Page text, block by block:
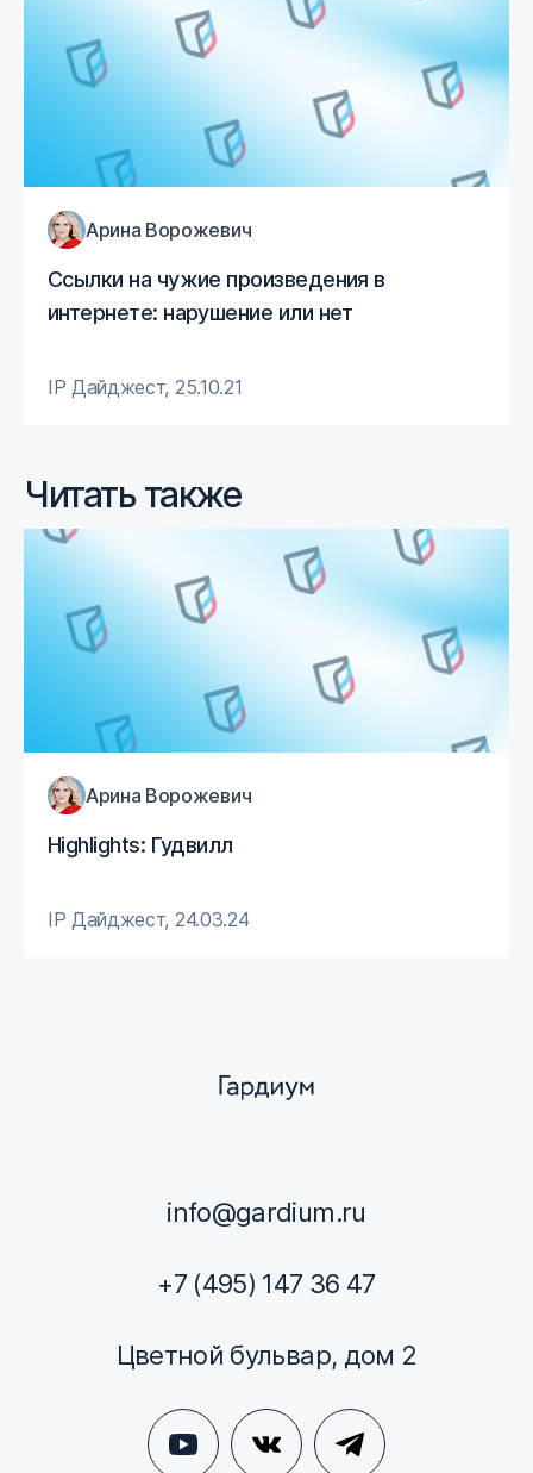
Ссылки на чужие произведения в
интернете: нарушение или нет
Арина Ворожевич
IP Дайджест, 25.10.21
Читать также
Highlights: Гудвилл
Арина Ворожевич
IP Дайджест, 24.03.24
info@gardium.ru
+7 (495) 147 36 47
Цветной бульвар, дом 2